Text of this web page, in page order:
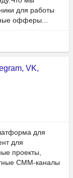
для работы
офферы...
VK,
для
для
проекты,
СММ-каналы